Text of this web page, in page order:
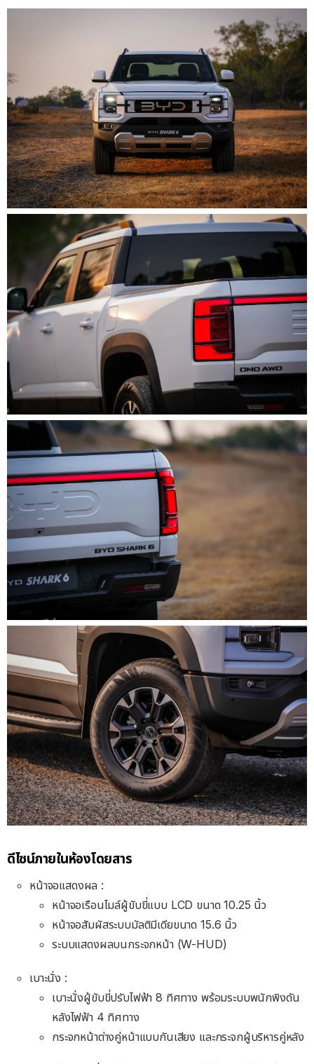
ดีไซน์ภายในห้องโดยสาร
หน้าจอแสดงผล :
หน้าจอเรือนไมล์ผู้ขับขี่แบบ LCD ขนาด 10.25 นิ้ว
หน้าจอสัมผัสระบบมัลติมีเดียขนาด 15.6 นิ้ว
ระบบแสดงผลบนกระจกหน้า (W-HUD)
เบาะนั่ง :
เบาะนั่งผู้ขับขี่ปรับไฟฟ้า 8 ทิศทาง พร้อมระบบพนักพิงดัน
หลังไฟฟ้า 4 ทิศทาง
กระจกหน้าต่างคู่หน้าแบบกันเสียง และกระจกผู้บริหารคู่หลัง